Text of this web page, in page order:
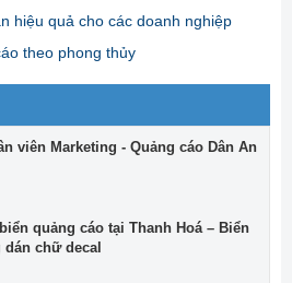
hiệu quả cho các doanh nghiệp
theo phong thủy
viên Marketing - Quảng cáo Dân An
quảng cáo tại Thanh Hoá – Biển
dán chữ decal